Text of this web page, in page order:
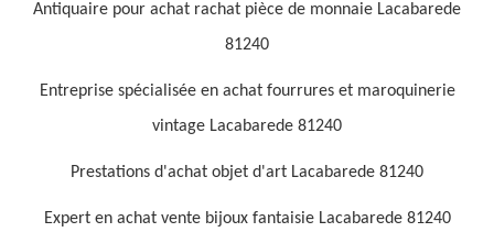
Antiquaire pour achat rachat pièce de monnaie Lacabarede
81240
Entreprise spécialisée en achat fourrures et maroquinerie
vintage Lacabarede 81240
Prestations d'achat objet d'art Lacabarede 81240
Expert en achat vente bijoux fantaisie Lacabarede 81240